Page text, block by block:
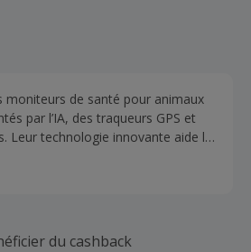
moniteurs de santé pour animaux
par l’IA, des traqueurs GPS et
Leur technologie innovante aide les
du cashback